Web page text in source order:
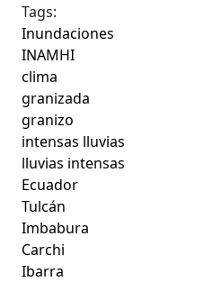
Tags:
Inundaciones
INAMHI
clima
granizada
granizo
intensas lluvias
lluvias intensas
Ecuador
Tulcán
Imbabura
Carchi
Ibarra